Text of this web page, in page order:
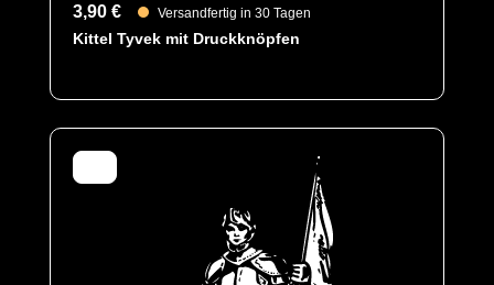
3,90 € Versandfertig in 30 Tagen
Kittel Tyvek mit Druckknöpfen